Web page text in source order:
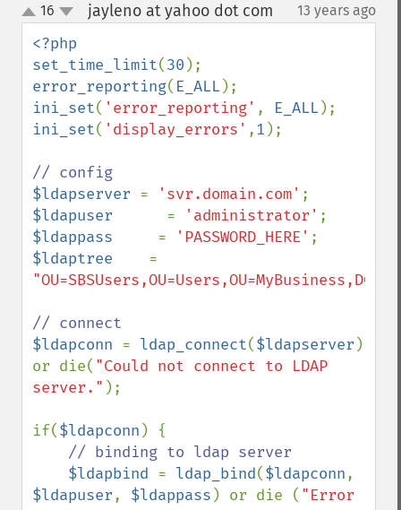
up
down
16 jayleno at yahoo dot com 13 years ago
<?php
set_time_limit(30
error_reporting( E_ALL
ini_set( 'error_reporting' , E_ALL
ini_set( 'display_errors' ,1 );
$ldapserver = 'svr.domain.com'
$ldapuser = 'administrator'
$ldappass = 'PASSWORD_HERE'
$ldaptree
$ldapconn = ldap_connect($ldapserver )
or die( "Could not connect to LDAP
server." );
if($ldapconn ) {
// binding to ldap server
$ldapbind = ldap_bind($ldapconn
$ldapuser, $ldappass ) or die ( "Error